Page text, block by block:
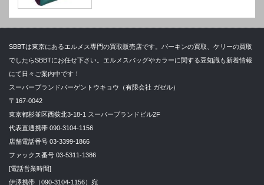
SBBTは東京にあるエルメス専門の買取販売店です。バーキンの買取、ケリーの買取
でしたらSBBTにお任せ下さい。エルメスバッグやカラーに関する豆知識も新着情報
にて日々ご案内中です！
スーパーブランドバーゲントウキョウ（有限会社 ガゼル）
〒167-0042
東京都杉並区西荻北3-18-1 スーパーブランドビル2F
代表直通携帯 090-3104-1156
店舗電話番号 03-3399-1866
ファックス番号 03-5311-1386
[電話営業時間]
伊澤携帯（090-3104-1156）宛